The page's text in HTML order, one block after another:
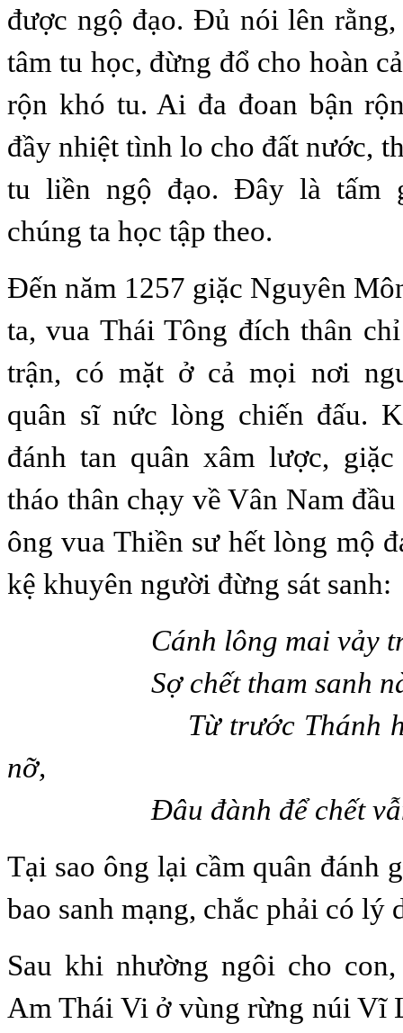
được ngộ đạo. Đủ nói lên
tâm tu học, đừng đổ cho hoàn
rộn khó tu. Ai đa đoan bận
đầy nhiệt tình lo cho đất nước,
tu liền ngộ đạo. Đây là tấm
chúng ta học tập theo.
Đến năm 1257 giặc Nguyên
ta, vua Thái Tông đích thân
trận, có mặt ở cả mọi nơi
quân sĩ nức lòng chiến đấu.
đánh tan quân xâm lược,
tháo thân chạy về Vân Nam
ông vua Thiền sư hết lòng mộ
kệ khuyên người đừng sát sanh:
Cánh lông mai vảy
Sợ chết tham sanh nào
Từ trước Thánh hiền
nỡ,
Đâu đành để chết vẫn
Tại sao ông lại cầm quân đánh
bao sanh mạng, chắc phải có lý
Sau khi nhường ngôi cho
Am Thái Vi ở vùng rừng núi Vĩ